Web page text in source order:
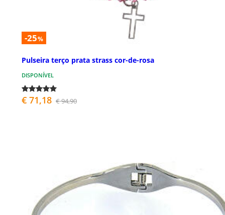
-25%
Pulseira terço prata strass cor-de-rosa
DISPONÍVEL
€ 71,18 € 94,90